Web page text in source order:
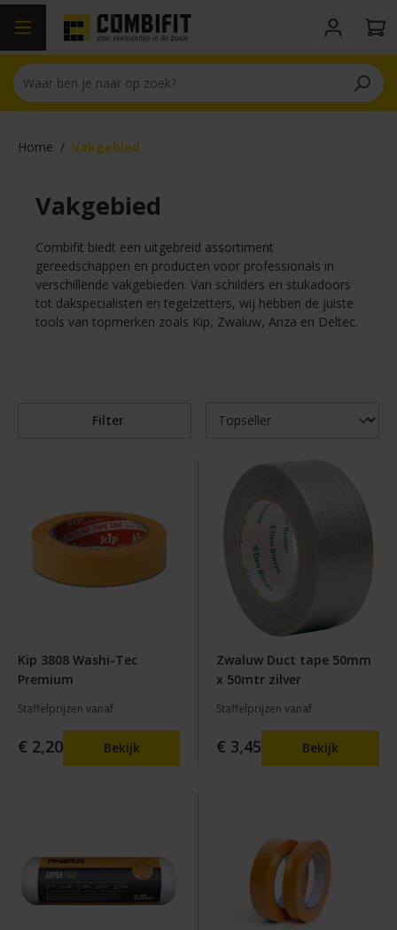
Home / Vakgebied
Vakgebied
Combifit biedt een uitgebreid assortiment
gereedschappen en producten voor professionals in
verschillende vakgebieden. Van schilders en stukadoors
tot dakspecialisten en tegelzetters, wij hebben de juiste
tools van topmerken zoals Kip, Zwaluw, Anza en Deltec.
Filter
Kip 3808 Washi-Tec
Premium
Staffelprijzen vanaf
€ 2,20 Bekijk
Zwaluw Duct tape 50mm
x 50mtr zilver
Staffelprijzen vanaf
€ 3,45 Bekijk